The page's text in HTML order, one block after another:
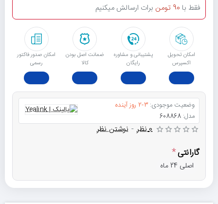
امکان تحویل
اکسپرس
پشتیبانی و مشاوره
رایگان
ﺿﻤﺎﻧﺖ اﺻﻞ ﺑﻮدن
ﮐﺎﻟﺎ
امکان صدور فاکتور
رسمی
فقط با 90 تومن برات ارسالش میکنیم
وضعیت موجودی: 2-3 روز آینده
مدل: 608868
0 نظر - نوشتن نظر
گارانتی
اصلی 24 ماه